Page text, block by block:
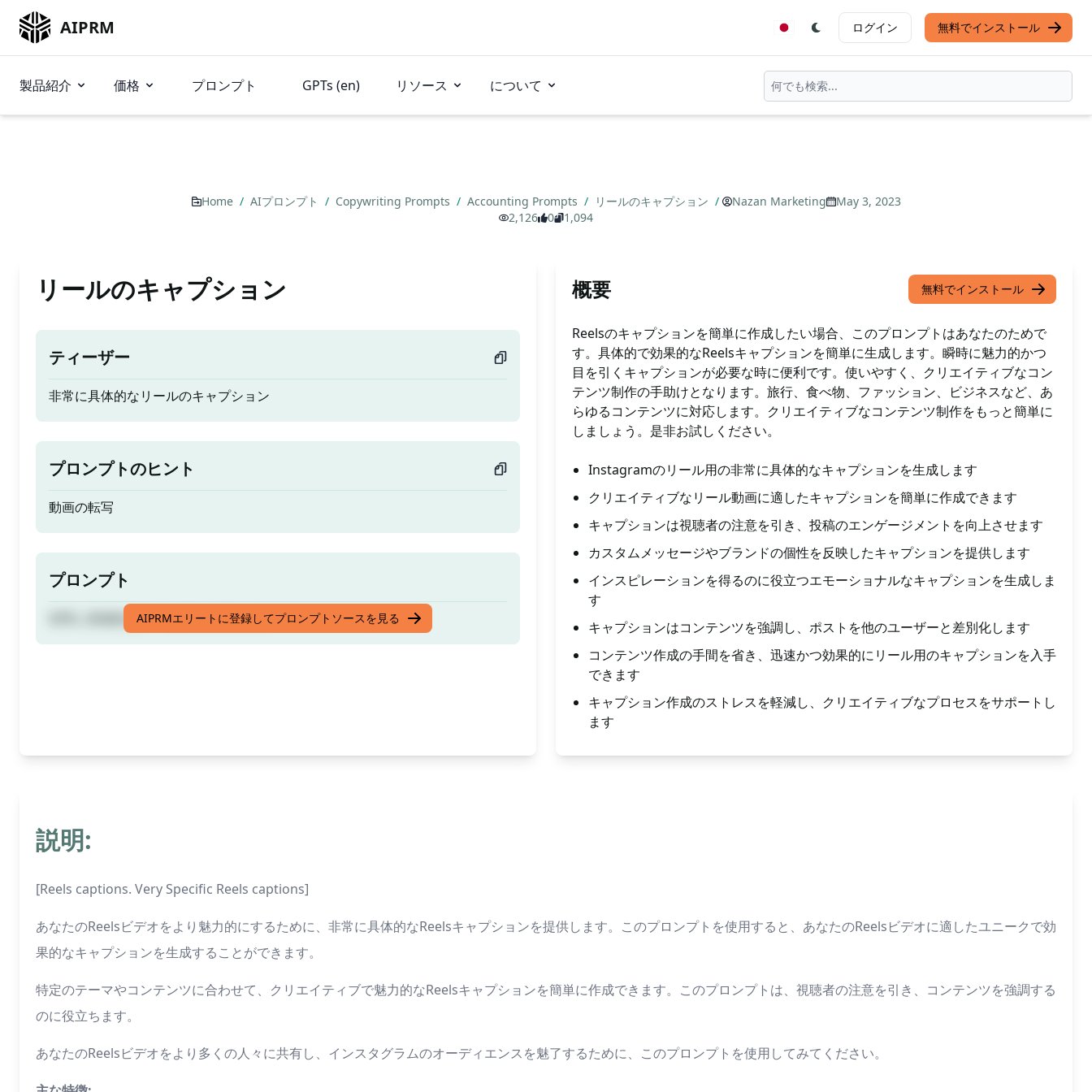
AIPRM ログイン 無料でインストール
製品紹介 価格 プロンプト GPTs (en) リソース について
Home / AIプロンプト / Copywriting Prompts / Accounting Prompts / リールのキャプション / Nazan Marketing
May 3, 2023
2,126
0 1,094
リールのキャプション
ティーザー
非常に具体的なリールのキャプション
プロンプトのヒント
動画の転写
プロンプト
非常に具体的なリールのキャプション
AIPRMエリートに登録してプロンプトソースを見る
概要 無料でインストール
Reelsのキャプションを簡単に作成したい場合、このプロンプトはあなたのためで
す。具体的で効果的なReelsキャプションを簡単に生成します。瞬時に魅力的かつ
目を引くキャプションが必要な時に便利です。使いやすく、クリエイティブなコン
テンツ制作の手助けとなります。旅行、食べ物、ファッション、ビジネスなど、あ
らゆるコンテンツに対応します。クリエイティブなコンテンツ制作をもっと簡単に
しましょう。是非お試しください。
Instagramのリール用の非常に具体的なキャプションを生成します
クリエイティブなリール動画に適したキャプションを簡単に作成できます
キャプションは視聴者の注意を引き、投稿のエンゲージメントを向上させます
カスタムメッセージやブランドの個性を反映したキャプションを提供します
インスピレーションを得るのに役立つエモーショナルなキャプションを生成しま
す
キャプションはコンテンツを強調し、ポストを他のユーザーと差別化します
コンテンツ作成の手間を省き、迅速かつ効果的にリール用のキャプションを入手
できます
キャプション作成のストレスを軽減し、クリエイティブなプロセスをサポートし
ます
説明:
[Reels captions. Very Specific Reels captions]
あなたのReelsビデオをより魅力的にするために、非常に具体的なReelsキャプションを提供します。このプロンプトを使用すると、あなたのReelsビデオに適したユニークで効
果的なキャプションを生成することができます。
特定のテーマやコンテンツに合わせて、クリエイティブで魅力的なReelsキャプションを簡単に作成できます。このプロンプトは、視聴者の注意を引き、コンテンツを強調する
のに役立ちます。
あなたのReelsビデオをより多くの人々に共有し、インスタグラムのオーディエンスを魅了するために、このプロンプトを使用してみてください。